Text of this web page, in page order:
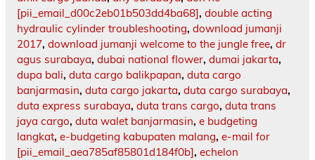
[pii_email_d00c2eb01b503dd4ba68], double acting
hydraulic cylinder troubleshooting, download jumanji
2017, download jumanji welcome to the jungle free, dr
agus surabaya, dubai national flower, dumai jakarta,
dupa bali, duta cargo balikpapan, duta cargo
banjarmasin, duta cargo jakarta, duta cargo surabaya,
duta express surabaya, duta trans cargo, duta trans
jaya cargo, duta walet banjarmasin, e budgeting
langkat, e-budgeting kabupaten malang, e-mail for
[pii_email_aea785af85801d184f0b], echelon